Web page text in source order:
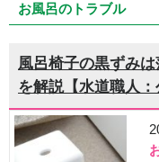
お風呂のトラブル
風呂椅子の黒ずみ
を解説【水道職人：